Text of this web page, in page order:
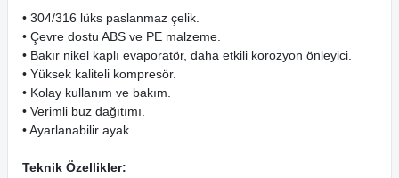
• 304/316 lüks paslanmaz çelik.
• Çevre dostu ABS ve PE malzeme.
• Bakır nikel kaplı evaporatör, daha etkili korozyon önleyici.
• Yüksek kaliteli kompresör.
• Kolay kullanım ve bakım.
• Verimli buz dağıtımı.
• Ayarlanabilir ayak.
Teknik Özellikler: